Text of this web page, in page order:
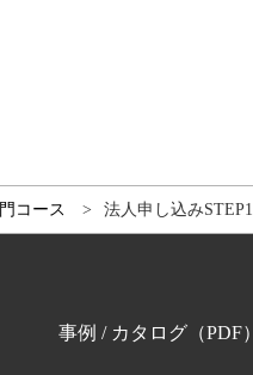
コース 法人申し込みSTEP1
事例 / カタログ（PDF）